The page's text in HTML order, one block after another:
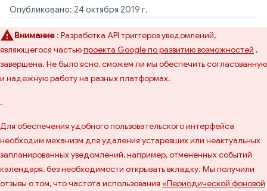
Опубликовано: 24 октября 2019 г.
Внимание : Разработка API триггеров уведомлений,
являющегося частьюпроекта Google по развитию возможностей ,
завершена. Не было ясно, сможем ли мы обеспечить согласованную
и надежную работу на разных платформах.
.
Для обеспечения удобного пользовательского интерфейса
необходим механизм для удаления устаревших или неактуальных
запланированных уведомлений, например, отмененных событий
календаря, без необходимости открывать вкладку. Мы получили
отзывы о том, что частота использования «Периодической фоновой